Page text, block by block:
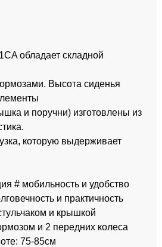
обладает складной
Высота сиденья
и поручни) изготовлены из
которую выдерживает
# мобильность и удобство
и практичность
и крышкой
и 2 передних колеса
75-85см